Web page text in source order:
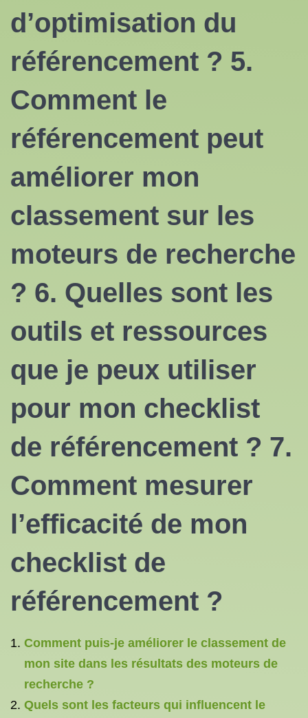
d’optimisation du
référencement ? 5.
Comment le
référencement peut
améliorer mon
classement sur les
moteurs de recherche
? 6. Quelles sont les
outils et ressources
que je peux utiliser
pour mon checklist
de référencement ? 7.
Comment mesurer
l’efficacité de mon
checklist de
référencement ?
Comment puis-je améliorer le classement de
mon site dans les résultats des moteurs de
recherche ?
Quels sont les facteurs qui influencent le